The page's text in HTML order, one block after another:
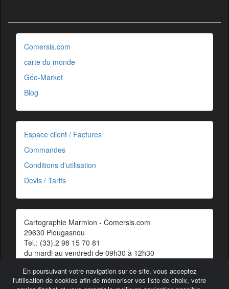
En poursuivant votre navigation sur ce site, vous acceptez
l'utilisation de cookies afin de mémoriser vos liste de choix, votre
Comersis.com
carte du monde
Géo-Market
Blog
Espace client / Factures
Commandes
Conditions d'utilisation
Devis / Tarifs
Cartographie Marmion - Comersis.com
29630 Plougasnou
Tel.: (33).2 98 15 70 81
du mardi au vendredi de 09h30 à 12h30
Contact